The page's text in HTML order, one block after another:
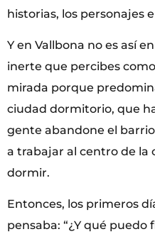
historias, los personajes
Y en Vallbona no es así
inerte que percibes
mirada porque
ciudad dormitorio, que
gente abandone el
a trabajar al centro de la
dormir.
Entonces, los primeros
pensaba: “¿Y qué puedo